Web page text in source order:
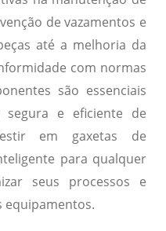
de vazamentos e
até a melhoria da
com normas
são essenciais
e eficiente de
em gaxetas de
para qualquer
seus processos e
equipamentos.